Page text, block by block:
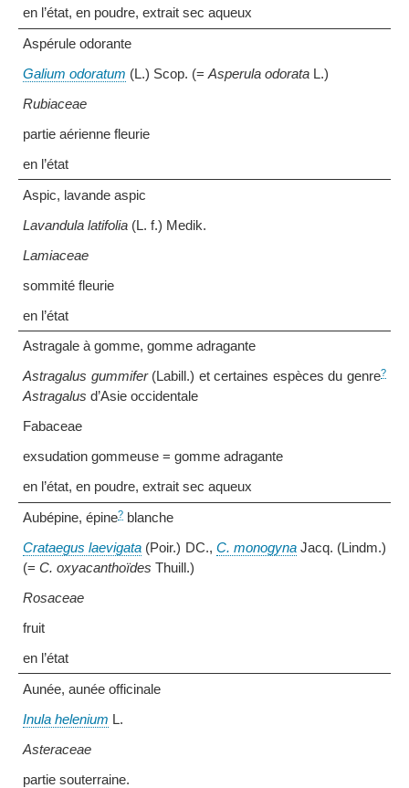
en l’état, en poudre, extrait sec aqueux
Aspérule odorante
Galium odoratum (L.) Scop. (=Asperula odorata L.)
Rubiaceae
partie aérienne fleurie
en l’état
Aspic, lavande aspic
Lavandula latifolia (L. f.) Medik.
Lamiaceae
sommité fleurie
en l’état
Astragale à gomme, gomme adragante
Astragalus gummifer(Labill.) et certaines espèces du genre?
Astragalus d’Asie occidentale
Fabaceae
exsudation gommeuse = gomme adragante
en l’état, en poudre, extrait sec aqueux
Aubépine, épine? blanche
Crataegus laevigata (Poir.) DC., C. monogynaJacq. (Lindm.)
(=C. oxyacanthoïdes Thuill.)
Rosaceae
fruit
en l’état
Aunée, aunée officinale
Inula helenium L.
Asteraceae
partie souterraine.